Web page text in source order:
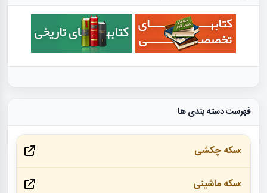
فهرست دسته بندی ها
سکه چکشی
سکه ماشینی